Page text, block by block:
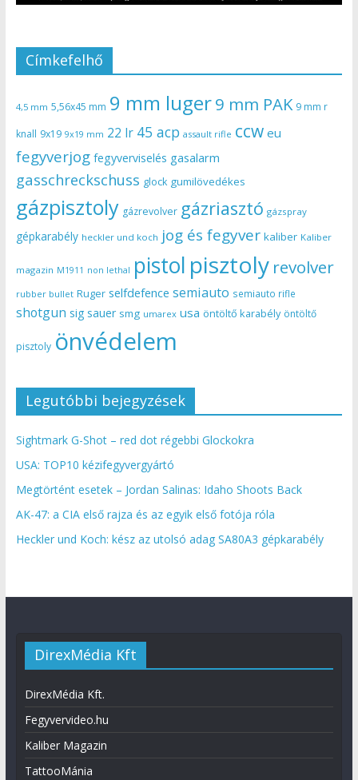
Címkefelhő
4,5 mm 5,56x45 mm 9 mm luger9 mm PAK 9 mm r
knall 9x19 9x19 mm 22 lr 45 acp assault rifle ccw eu
fegyverjog fegyverviselés gasalarm
gasschreckschuss glock gumilövedékes
gázpisztoly gázrevolver gázriasztó gázspray
gépkarabély heckler und koch jog és fegyver kaliber Kaliber
magazin M1911 non lethal pistol pisztoly revolver
rubber bullet Ruger selfdefence semiauto semiauto rifle
shotgun sig sauer smg umarex usa öntöltő karabély öntöltő
pisztoly önvédelem
Legutóbbi bejegyzések
Sightmark G-Shot – red dot régebbi Glockokra
USA: TOP10 kézifegyvergyártó
Megtörtént esetek – Jordan Salinas: Idaho Shoots Back
AK-47: a CIA első rajza és az egyik első fotója róla
Heckler und Koch: kész az utolsó adag SA80A3 gépkarabély
DirexMédia Kft
DirexMédia Kft.
Fegyvervideo.hu
Kaliber Magazin
TattooMánia